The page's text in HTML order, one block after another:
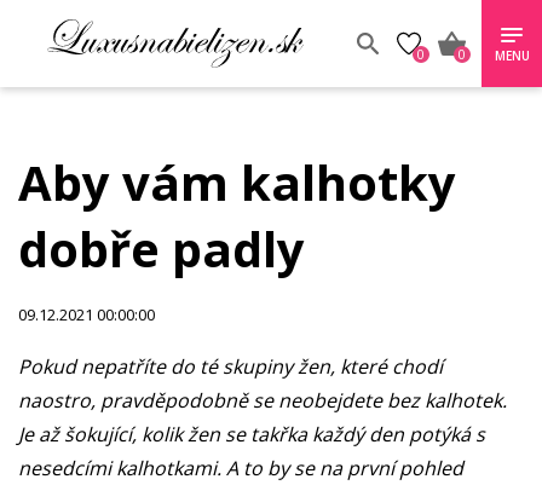
0 0 MENU
Aby vám kalhotky
dobře padly
09.12.2021 00:00:00
Pokud nepatříte do té skupiny žen, které chodí
naostro, pravděpodobně se neobejdete bez kalhotek.
Je až šokující, kolik žen se takřka každý den potýká s
nesedcími kalhotkami. A to by se na první pohled